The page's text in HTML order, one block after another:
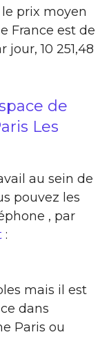
prix moyen
France est de
jour, 10 251,48
de
Les
au sein de
pouvez les
, par
:
mais il est
dans
Paris ou